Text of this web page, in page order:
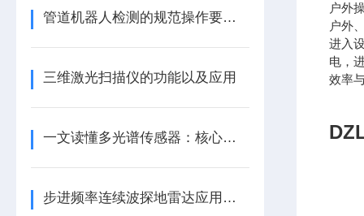
管道机器人检测的规范操作要求及作业流程
三维激光扫描仪的功能以及应用
一文读懂多光谱传感器：核心架构、关键技术与应用
步进频率连续波探地雷达应用非金属管道和地下分层
户外
户外
进入
电，
效率